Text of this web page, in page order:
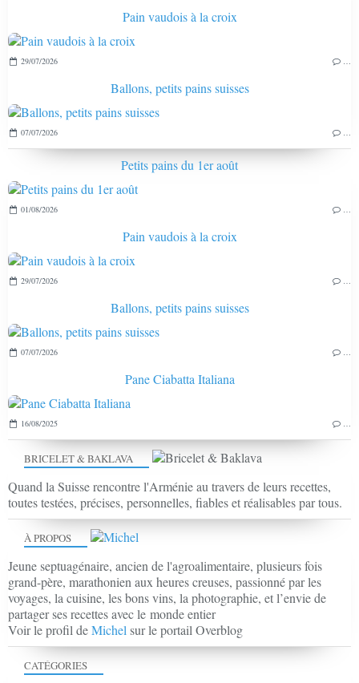
BRICELET & BAKLAVA
Quand la Suisse rencontre l'Arménie au travers de leurs recettes,
toutes testées, précises, personnelles, fiables et réalisables par tous.
À PROPOS
Jeune septuagénaire, ancien de l'agroalimentaire, plusieurs fois
grand-père, marathonien aux heures creuses, passionné par les
voyages, la cuisine, les bons vins, la photographie, et l’envie de
partager ses recettes avec le monde entier
Voir le profil deMichel sur le portail Overblog
Pain vaudois à la croix
29/07/2026
Ballons, petits pains suisses
07/07/2026
Petits pains du 1er août
01/08/2026
Pain vaudois à la croix
29/07/2026
Ballons, petits pains suisses
07/07/2026
Pane Ciabatta Italiana
16/08/2025
CATÉGORIES